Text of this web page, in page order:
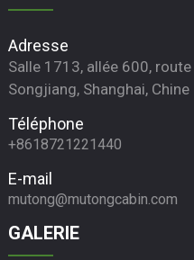
Adresse
Salle 1713, allée 600,
Songjiang, Shanghai, Chine
Téléphone
+8618721221440
E-mail
mutong@mutongcabin.com
GALERIE